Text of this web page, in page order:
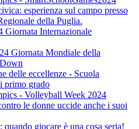
esperienza sul campo presso
della Puglia.
Giornata Internazionale
Giornata Mondiale della
delle eccellenze - Scuola
primo grado
- Volleyball Week 2024
le donne uccide anche i suoi
giocare è una cosa seria!